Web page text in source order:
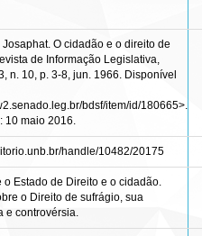
Josaphat. O cidadão e o direito de
de Informação Legislativa,
n. 10, p. 3-8, jun. 1966. Disponível
bdsf/item/id/180665>.
10 maio 2016.
handle/10482/20175
o Estado de Direito e o cidadão.
o Direito de sufrágio, sua
e controvérsia.